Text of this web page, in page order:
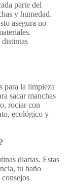
parte del
y humedad.
asegura no
para la limpieza
sacar manchas
rociar con
ecológico y
diarias. Estas
tu baño